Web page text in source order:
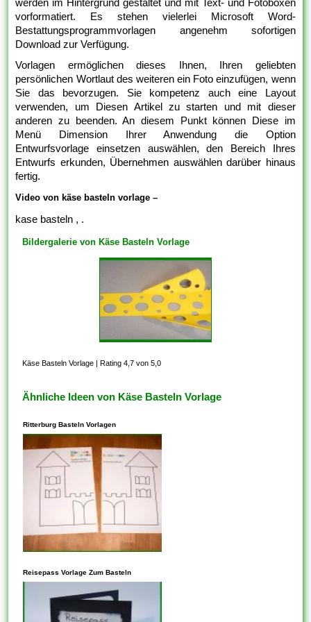
werden im Hintergrund gestaltet und mit Text- und Fotoboxen
vorformatiert. Es stehen vielerlei Microsoft Word-
Bestattungsprogrammvorlagen angenehm sofortigen
Download zur Verfügung.
Vorlagen ermöglichen dieses Ihnen, Ihren geliebten
persönlichen Wortlaut des weiteren ein Foto einzufügen, wenn
Sie das bevorzugen. Sie kompetenz auch eine Layout
verwenden, um Diesen Artikel zu starten und mit dieser
anderen zu beenden. An diesem Punkt können Diese im
Menü Dimension Ihrer Anwendung die Option
Entwurfsvorlage einsetzen auswählen, den Bereich Ihres
Entwurfs erkunden, Übernehmen auswählen darüber hinaus
fertig.
Video von käse basteln vorlage –
kase basteln , .
Bildergalerie von Käse Basteln Vorlage
Käse Basteln Vorlage Rating 4,7 von 5,0
Ähnliche Ideen von Käse Basteln Vorlage
Ritterburg Basteln Vorlagen
dieses Ihnen frei, Vorlagen zu
kopieren, die auf der
freigegebenen CC-BY-SA-
Reisepass Vorlage Zum Basteln